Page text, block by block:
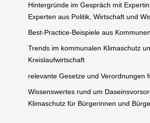
Hintergründe im Gespräch mit
Experten aus Politik, Wirtschaft und
Best-Practice-Beispiele aus
Trends im kommunalen Klimaschutz
Kreislaufwirtschaft
relevante Gesetze und Verordnungen
Wissenswertes rund um
Klimaschutz für Bürgerinnen und